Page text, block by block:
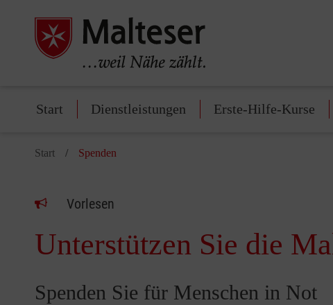
Start Dienstleistungen Erste-Hilfe-Kurse
Start Spenden
Vorlesen
Unterstützen Sie die
Spenden Sie für Menschen in Not